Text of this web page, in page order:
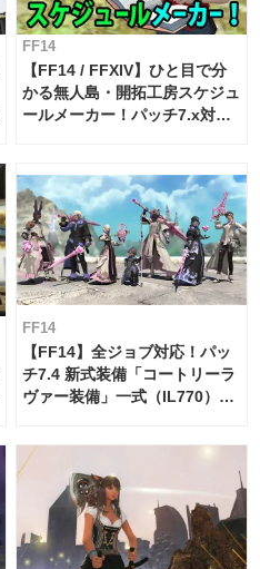
FF14
【FF14 / FFXIV】ひと目で分
かる無人島・開拓工房スケジュ
ールメーカー！パッチ7.x対応
FF14
【FF14】全ジョブ対応！パッ
チ7.4 新式装備「コートリーラ
ヴァー装備」一式（IL770）の